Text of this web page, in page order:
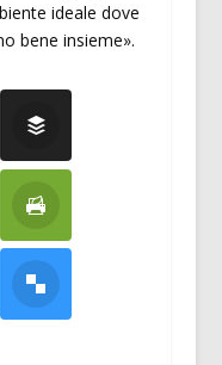
ideale dove
bene insieme».